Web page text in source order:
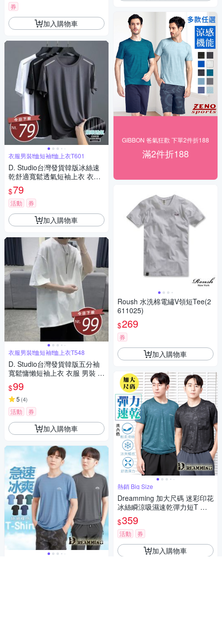
券
加入購物車
衣服男裝t恤短袖t恤上衣T601
D. Studio台灣發貨韓版冰絲速
乾舒適寬鬆透氣短袖上衣 衣
服 男裝 t恤 短袖t恤 上衣T601
$79
活動 券
加入購物車
衣服男裝t恤短袖t恤上衣T548
D. Studio台灣發貨韓版五分袖
寬鬆慵懶短袖上衣 衣服 男裝 t
恤 短袖t恤 上衣T548
$99
5 (4)
活動 券
加入購物車
GIBBON 爸氣狂歡 下單2件折188
滿2件折188
Roush 水洗棉電繡V領短Tee(2
611025)
$269
券
加入購物車
熱銷 Big Size
Dreamming 加大尺碼 迷彩印花
冰絲瞬涼吸濕速乾彈力短T 涼
感衣-共二款
$359
活動 券
加入購物車